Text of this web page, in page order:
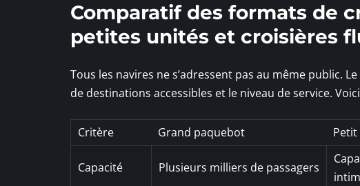
Comparatif des formats de
petites unités et croisières
Tous les navires ne s’adressent pas au même public.
de destinations accessibles et le niveau de service.
Critère Grand paquebot
Capacité Plusieurs milliers de passagers